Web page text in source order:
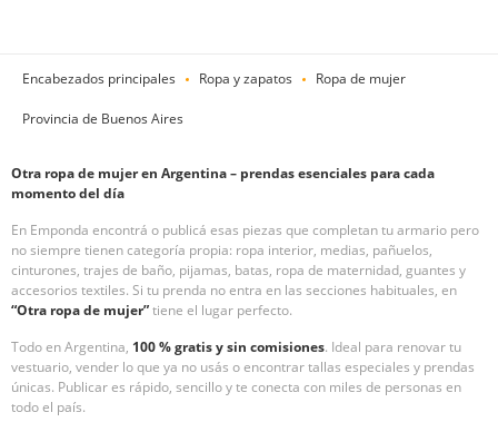
Encabezados principales Ropa y zapatos Ropa de mujer
Provincia de Buenos Aires
Otra ropa de mujer en Argentina – prendas esenciales para cada
momento del día
En Emponda encontrá o publicá esas piezas que completan tu armario pero
no siempre tienen categoría propia: ropa interior, medias, pañuelos,
cinturones, trajes de baño, pijamas, batas, ropa de maternidad, guantes y
accesorios textiles. Si tu prenda no entra en las secciones habituales, en
“Otra ropa de mujer”tiene el lugar perfecto.
Todo en Argentina, 100 % gratis y sin comisiones. Ideal para renovar tu
vestuario, vender lo que ya no usás o encontrar tallas especiales y prendas
únicas. Publicar es rápido, sencillo y te conecta con miles de personas en
todo el país.